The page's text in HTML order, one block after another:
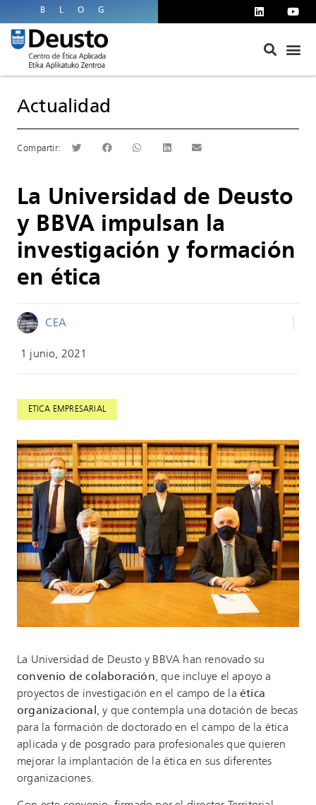
BLOG
Actualidad
La Universidad de Deusto
y BBVA impulsan la
investigación y formación
en ética
CEA
1 junio, 2021
ÉTICA EMPRESARIAL
La Universidad de Deusto y BBVA han renovado su
convenio de colaboración, que incluye el apoyo a
proyectos de investigación en el campo de laética
organizacional , y que contempla una dotación de becas
para la formación de doctorado en el campo de la ética
aplicada y de posgrado para profesionales que quieren
mejorar la implantación de la ética en sus diferentes
organizaciones.